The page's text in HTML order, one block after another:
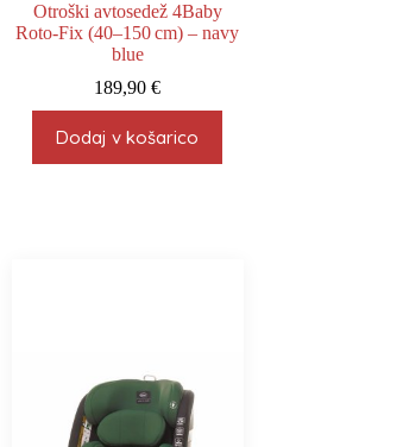
Otroški avtosedež 4Baby
Roto‑Fix (40–150 cm) – navy
blue
189,90€
Dodaj v košarico